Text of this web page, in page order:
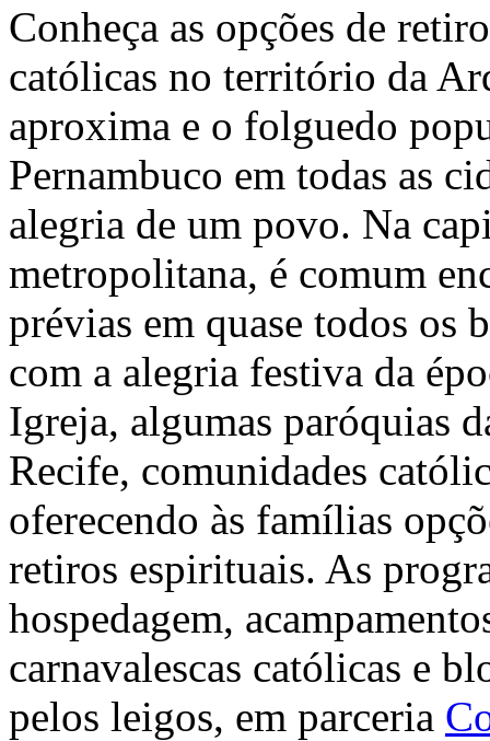
Conheça as opções de
católicas no território da
aproxima e o folguedo
Pernambuco em todas as
alegria de um povo. Na
metropolitana, é comum
prévias em quase todos os
com a alegria festiva da
Igreja, algumas paróquias
Recife, comunidades
oferecendo às famílias
retiros espirituais. As
hospedagem,
carnavalescas católicas e
pelos leigos, em parceria